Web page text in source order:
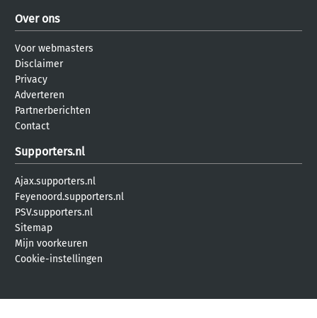
Over ons
Voor webmasters
Disclaimer
Privacy
Adverteren
Partnerberichten
Contact
Supporters.nl
Ajax.supporters.nl
Feyenoord.supporters.nl
PSV.supporters.nl
Sitemap
Mijn voorkeuren
Cookie-instellingen